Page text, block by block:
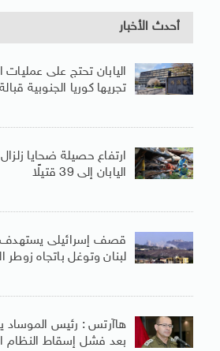
أحدث الأخبار
اليابان تحتج على
تجريها كوريا الجنوبية
ارتفاع حصيلة ضحايا
اليابان إلى 39 قتيلًا
قصف إسرائيلى
لبنان وتوغل باتجاه زوطر
هاآرتس : رئيس الموساد
بعد فشل إسقاط النظام